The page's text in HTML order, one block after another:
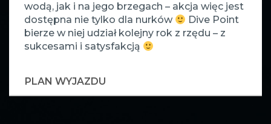
wodą, jak i na jego brzegach – akcja więc jest
dostępna nie tylko dla nurków
Dive Point
bierze w niej udział kolejny rok z rzędu – z
sukcesami i satysfakcją
PLAN WYJAZDU